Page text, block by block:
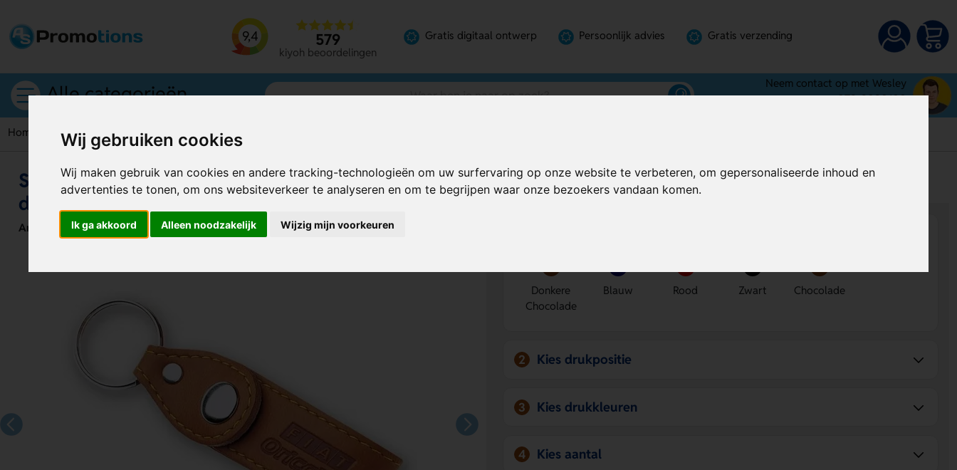
Wij gebruiken cookies
Wij maken gebruik van cookies en andere tracking-technologieën om uw surfervaring op onze website te verbeteren, om gepersonaliseerde inhoud en
advertenties te tonen, om ons websiteverkeer te analyseren en om te begrijpen waar onze bezoekers vandaan komen.
Ik ga akkoord Alleen noodzakelijk Wijzig mijn voorkeuren
9,4 579
kiyoh beoordelingen
Gratis digitaal ontwerp Persoonlijk advies Gratis verzending
Alle categorieën
Neem contact op met Wesley
072-3030100
Home Sleutelhangers Sleutelhanger Venti: stijlvol en compact voor dagelijks gebruik
Sleutelhanger Venti: stijlvol en compact voor
dagelijks gebruik
Artikelnummer:124100
Bereken mijn prijs Al vanaf€ 2,29 per stuk (excl. BTW)
Donkere
Chocolade
Blauw Rood Zwart Chocolade
2 Kies drukpositie
3 Kies drukkleuren
4 Kies aantal